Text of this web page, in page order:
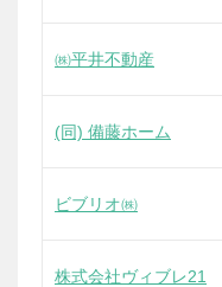
㈱平井不動産
(同) 備藤ホーム
ビブリオ㈱
株式会社ヴィブレ21